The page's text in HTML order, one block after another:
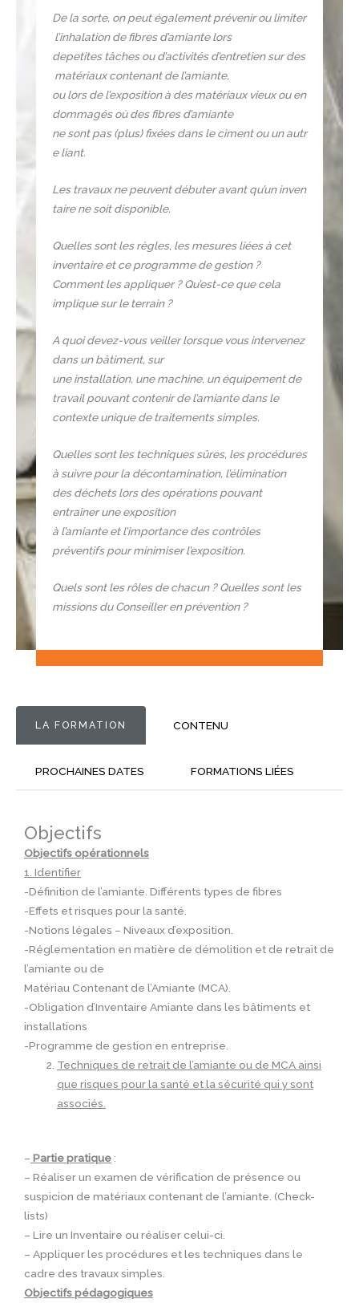
De la sorte, on peut également prévenir ou limiter
l’inhalation de fibres d’amiante lors
depetites tâches ou d’activités d’entretien sur des
matériaux contenant de l’amiante,
ou lors de l’exposition à des matériaux vieux ou en
dommagés où des fibres d’amiante
ne sont pas (plus) fixées dans le ciment ou un autr
e liant.
Les travaux ne peuvent débuter avant qu’un inven
taire ne soit disponible.
Quelles sont les règles, les mesures liées à cet
inventaire et ce programme de gestion ?
Comment les appliquer ? Qu’est-ce que cela
implique sur le terrain ?
A quoi devez-vous veiller lorsque vous intervenez
dans un bâtiment, sur
une installation, une machine, un équipement de
travail pouvant contenir de l’amiante dans le
contexte unique de traitements simples.
Quelles sont les techniques sûres, les procédures
à suivre pour la décontamination, l’élimination
des déchets lors des opérations pouvant
entraîner une exposition
à l’amiante et l’importance des contrôles
préventifs pour minimiser l’exposition.
Quels sont les rôles de chacun ? Quelles sont les
missions du Conseiller en prévention ?
LA FORMATION CONTENU
PROCHAINES DATES FORMATIONS LIÉES
Objectifs
Objectifs opérationnels
1. Identifier
-Définition de l’amiante. Différents types de fibres
-Effets et risques pour la santé.
-Notions légales – Niveaux d’exposition.
-Réglementation en matière de démolition et de retrait de
l’amiante ou de
Matériau Contenant de l’Amiante (MCA).
-Obligation d’Inventaire Amiante dans les bâtiments et
installations
-Programme de gestion en entreprise.
Techniques de retrait de l’amiante ou de MCA ainsi
que risques pour la santé et la sécurité qui y sont
associés.
– Partie pratique:
– Réaliser un examen de vérification de présence ou
suspicion de matériaux contenant de l’amiante. (Check-
lists)
– Lire un Inventaire ou réaliser celui-ci.
– Appliquer les procédures et les techniques dans le
cadre des travaux simples.
Objectifs pédagogiques